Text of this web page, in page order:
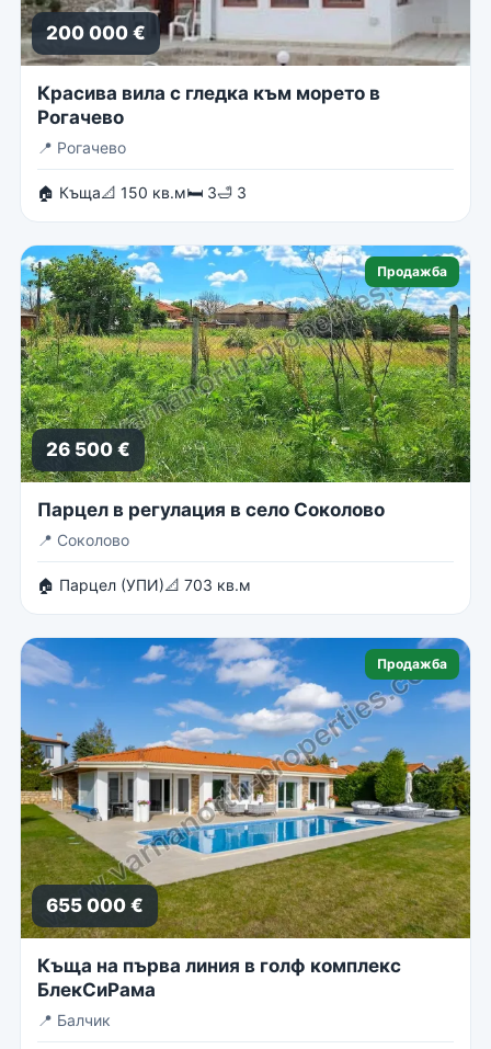
200 000 €
Красива вила с гледка към морето в
Рогачево
📍 Рогачево
🏠 Къща📐 150 кв.м🛏 3🛁 3
Продажба
26 500 €
Парцел в регулация в село Соколово
📍 Соколово
🏠 Парцел (УПИ)📐 703 кв.м
Продажба
655 000 €
Къща на първа линия в голф комплекс
БлекСиРама
📍 Балчик